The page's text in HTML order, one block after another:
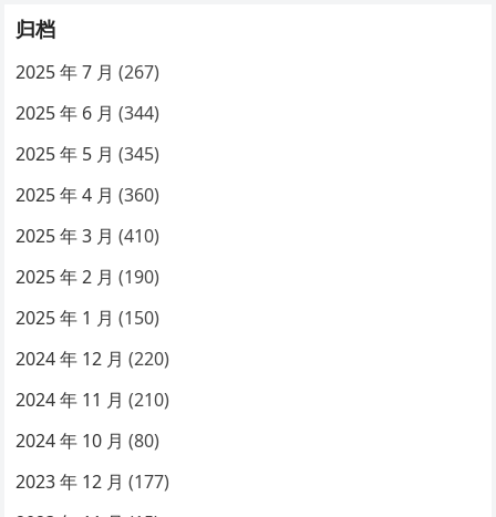
归档
2025 年 7 月 (267)
2025 年 6 月 (344)
2025 年 5 月 (345)
2025 年 4 月 (360)
2025 年 3 月 (410)
2025 年 2 月 (190)
2025 年 1 月 (150)
2024 年 12 月 (220)
2024 年 11 月 (210)
2024 年 10 月 (80)
2023 年 12 月 (177)